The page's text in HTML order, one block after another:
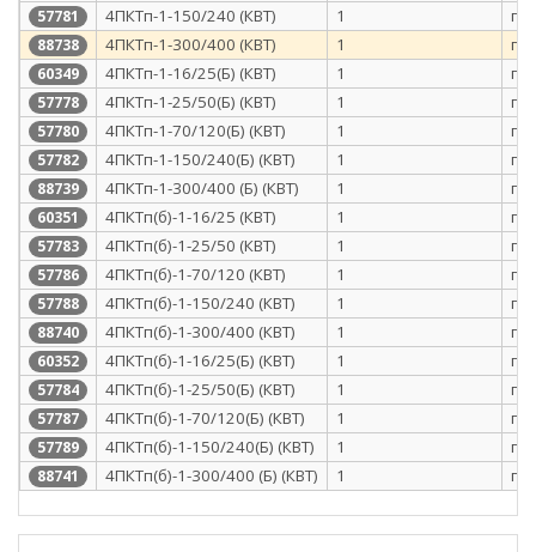
57781 4ПКТп-1-150/240 (КВТ) 1 п/
88738 4ПКТп-1-300/400 (КВТ) 1 п/
60349 4ПКТп-1-16/25(Б) (КВТ) 1 п/
57778 4ПКТп-1-25/50(Б) (КВТ) 1 п/
57780 4ПКТп-1-70/120(Б) (КВТ) 1 п/
57782 4ПКТп-1-150/240(Б) (КВТ) 1 п/
88739 4ПКТп-1-300/400 (Б) (КВТ) 1 п/
60351 4ПКТп(б)-1-16/25 (КВТ) 1 п/
57783 4ПКТп(б)-1-25/50 (КВТ) 1 п/
57786 4ПКТп(б)-1-70/120 (КВТ) 1 п/
57788 4ПКТп(б)-1-150/240 (КВТ) 1 п/
88740 4ПКТп(б)-1-300/400 (КВТ) 1 п/
60352 4ПКТп(б)-1-16/25(Б) (КВТ) 1 п/
57784 4ПКТп(б)-1-25/50(Б) (КВТ) 1 п/
57787 4ПКТп(б)-1-70/120(Б) (КВТ) 1 п/
57789 4ПКТп(б)-1-150/240(Б) (КВТ) 1 п/
88741 4ПКТп(б)-1-300/400 (Б) (КВТ) 1 п/